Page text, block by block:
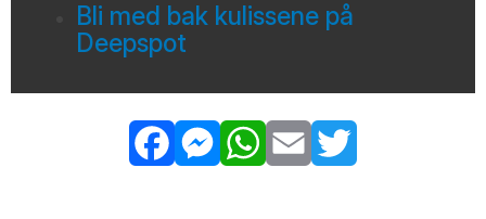
Bli med bak kulissene på
Deepspot